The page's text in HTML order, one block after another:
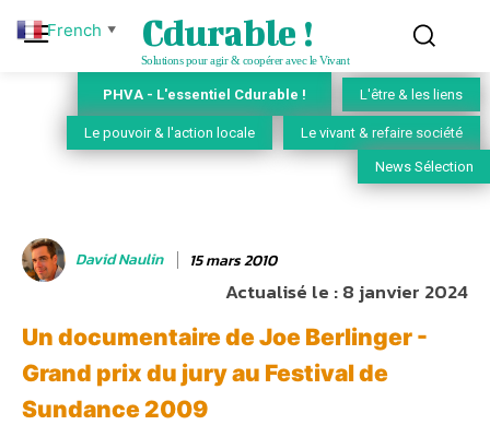
Cdurable !
Solutions pour agir & coopérer avec le Vivant
PHVA - L'essentiel Cdurable ! L'être & les liens
Le pouvoir & l'action locale Le vivant & refaire société
News Sélection
David Naulin 15 mars 2010
Actualisé le :8 janvier 2024
Un documentaire de Joe Berlinger -
Grand prix du jury au Festival de
Sundance 2009
French ▼